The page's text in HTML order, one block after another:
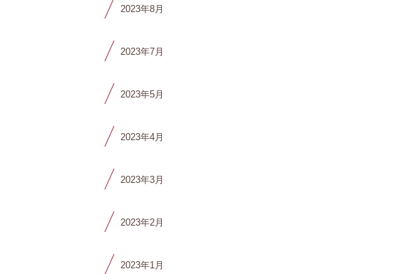
2023年8月
2023年7月
2023年5月
2023年4月
2023年3月
2023年2月
2023年1月